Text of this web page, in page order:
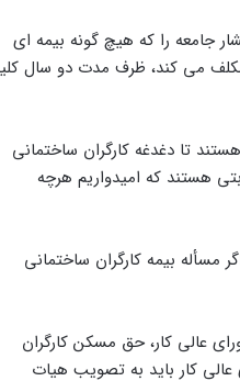
۴۰۰ هزار نفر از مظلوم ترین اقشار جامعه را که هیچ گونه بیمه ای
مکلف می کند، ظرف مدت دو سال
تا دغدغه کارگران ساختمانی
هستند که امیدواریم هرچه
مسأله بیمه کارگران ساختمانی
عالی کار، حق مسکن کارگران
این پیشنهاد شورای عالی کار باید به تصویب هیات